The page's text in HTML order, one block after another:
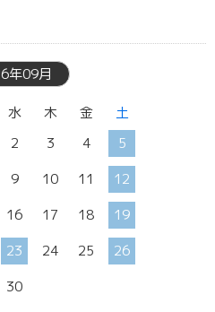
年09月
水 木 金
土
2 3 4
5
9 10 11
12
16 17 18
19
23 24 25
26
30